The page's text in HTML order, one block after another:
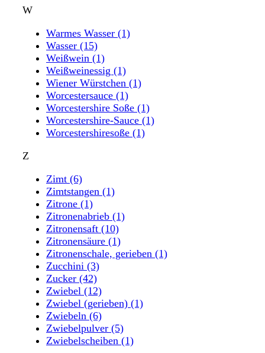
W
Warmes Wasser (1)
Wasser (15)
Weißwein (1)
Weißweinessig (1)
Wiener Würstchen (1)
Worcestersauce (1)
Worcestershire Soße (1)
Worcestershire-Sauce (1)
Worcestershiresoße (1)
Z
Zimt (6)
Zimtstangen (1)
Zitrone (1)
Zitronenabrieb (1)
Zitronensaft (10)
Zitronensäure (1)
Zitronenschale, gerieben (1)
Zucchini (3)
Zucker (42)
Zwiebel (12)
Zwiebel (gerieben) (1)
Zwiebeln (6)
Zwiebelpulver (5)
Zwiebelscheiben (1)